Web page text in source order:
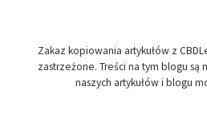
Zakaz kopiowania artykułów z
zastrzeżone. Treści na tym blogu są
naszych artykułów i blogu